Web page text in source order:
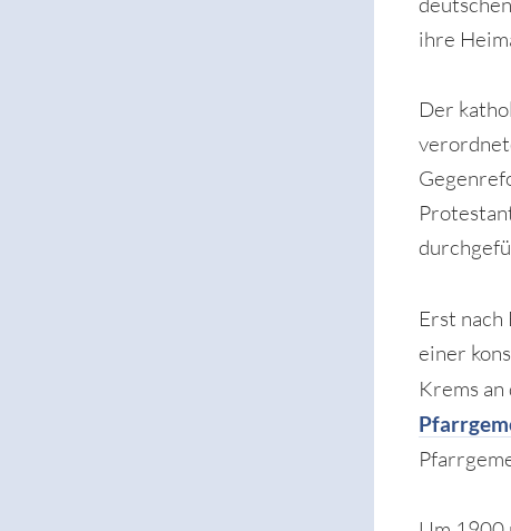
ihre
Der
Erst nach
einer
Krems